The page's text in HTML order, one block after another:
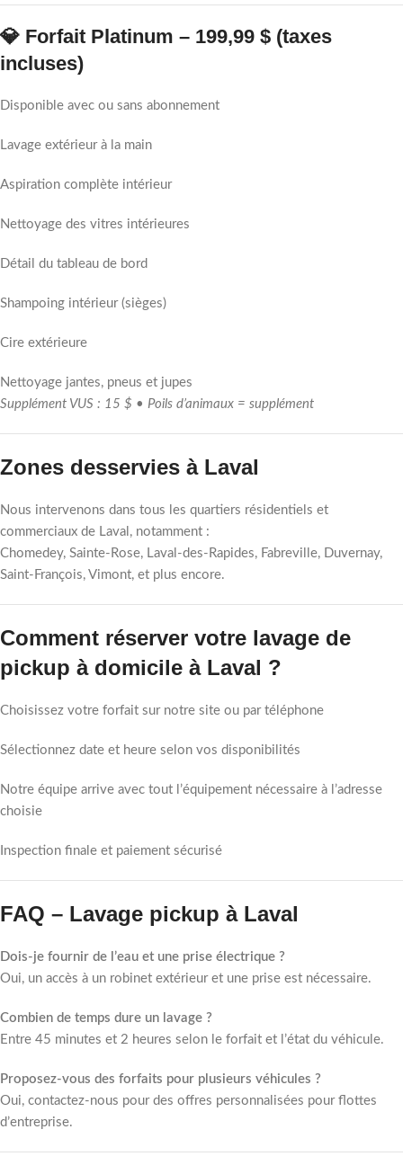
💎 Forfait Platinum – 199,99 $ (taxes
incluses)
Disponible avec ou sans abonnement
Lavage extérieur à la main
Aspiration complète intérieur
Nettoyage des vitres intérieures
Détail du tableau de bord
Shampoing intérieur (sièges)
Cire extérieure
Nettoyage jantes, pneus et jupes
Supplément VUS : 15 $ • Poils d’animaux = supplément
Zones desservies à Laval
Nous intervenons dans tous les quartiers résidentiels et
commerciaux de Laval, notamment :
Chomedey, Sainte-Rose, Laval-des-Rapides, Fabreville, Duvernay,
Saint-François, Vimont, et plus encore.
Comment réserver votre lavage de
pickup à domicile à Laval ?
Choisissez votre forfait sur notre site ou par téléphone
Sélectionnez date et heure selon vos disponibilités
Notre équipe arrive avec tout l’équipement nécessaire à l’adresse
choisie
Inspection finale et paiement sécurisé
FAQ – Lavage pickup à Laval
Dois-je fournir de l’eau et une prise électrique ?
Oui, un accès à un robinet extérieur et une prise est nécessaire.
Combien de temps dure un lavage ?
Entre 45 minutes et 2 heures selon le forfait et l’état du véhicule.
Proposez-vous des forfaits pour plusieurs véhicules ?
Oui, contactez-nous pour des offres personnalisées pour flottes
d’entreprise.